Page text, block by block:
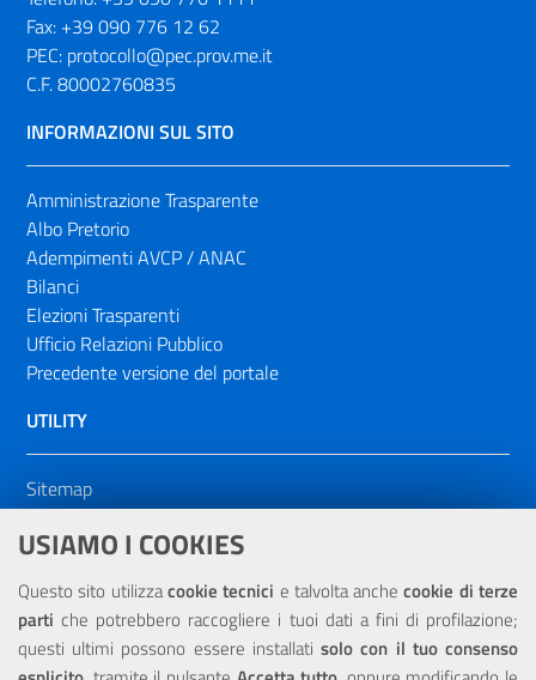
USIAMO I COOKIES
Questo sito utilizzacookie tecnici e talvolta anchecookie di terze
parti che potrebbero raccogliere i tuoi dati a fini di profilazione;
questi ultimi possono essere installatisolo con il tuo consenso
Fax: +39 090 776 12 62
PEC: protocollo@pec.prov.me.it
C.F. 80002760835
INFORMAZIONI SUL SITO
Amministrazione Trasparente
Albo Pretorio
Adempimenti AVCP / ANAC
Bilanci
Elezioni Trasparenti
Ufficio Relazioni Pubblico
Precedente versione del portale
UTILITY
Sitemap
Dichiarazione di accessibilità
NOTE LEGALI
Privacy